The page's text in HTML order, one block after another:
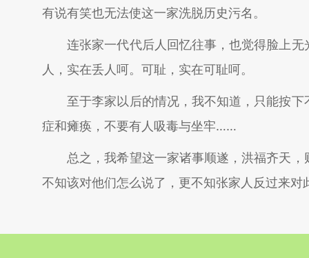
有说有笑也无法使这一家洗脱历史污名。
连张家一代代后人回忆往事，也觉得脸上无
人，实在丢人呵。可耻，实在可耻呵。
至于李家以后的情况，我不知道，只能按下
症和瘫痪，不要有人吸毒与坐牢……
总之，我希望这一家诸事顺遂，洪福齐天，
不知该对他们怎么说了，更不知张家人反过来对